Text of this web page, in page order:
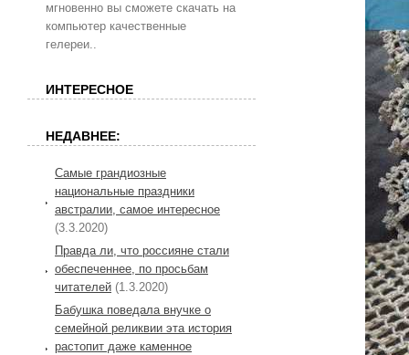
мгновенно вы сможете скачать на
компьютер качественные
гелереи..
ИНТЕРЕСНОЕ
НЕДАВНЕЕ:
Самые грандиозные
национальные праздники
австралии, самое интересное
(3.3.2020)
Правда ли, что россияне стали
обеспеченнее, по просьбам
читателей (1.3.2020)
Бабушка поведала внучке о
семейной реликвии эта история
растопит даже каменное